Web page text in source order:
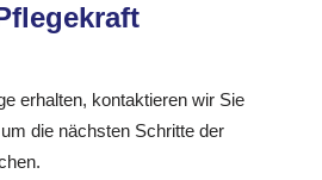
erhalten, kontaktieren wir Sie
die nächsten Schritte der